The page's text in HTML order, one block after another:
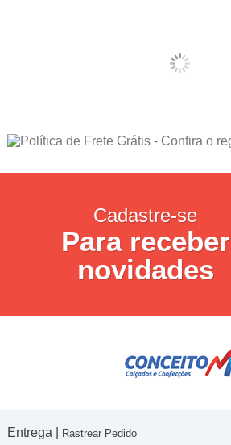
Cadastre-se
Para receber
novidades
Entrega | Rastrear Pedido